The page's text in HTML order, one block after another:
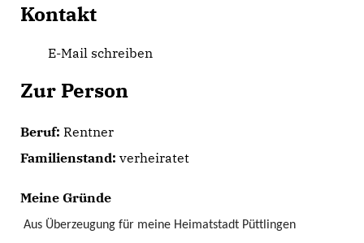
Kontakt
E-Mail schreiben
Zur Person
Beruf: Rentner
Familienstand: verheiratet
Meine Gründe
Aus Überzeugung für meine Heimatstadt Püttlingen